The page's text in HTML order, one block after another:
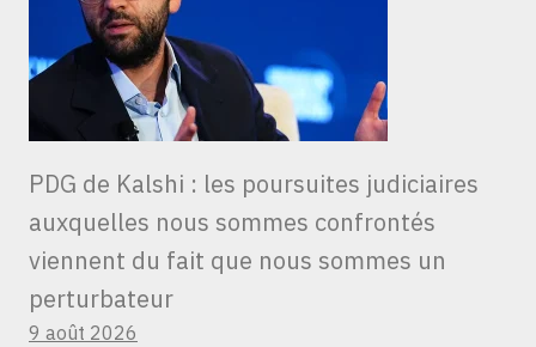
PDG de Kalshi : les poursuites judiciaires
auxquelles nous sommes confrontés
viennent du fait que nous sommes un
perturbateur
9 août 2026